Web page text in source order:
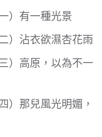
）有一種光景
）沾衣欲濕杏花雨
）高原，以為不一
）那兒風光明媚，